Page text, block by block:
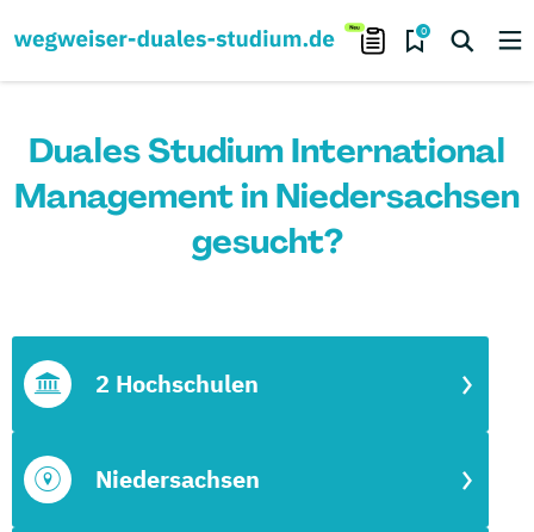
0
Duales Studium International
Management in Niedersachsen
gesucht?
Niedersachsen
2 Hochschulen